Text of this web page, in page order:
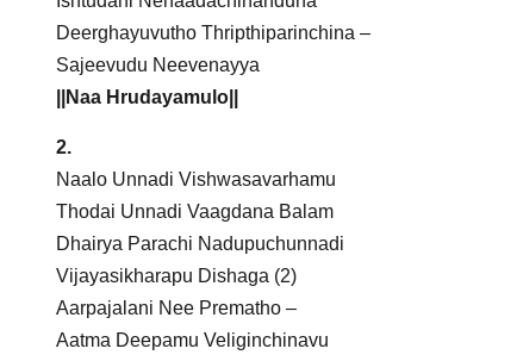
Deerghayuvutho Thripthiparinchina –
Sajeevudu Neevenayya
||Naa Hrudayamulo||
2.
Naalo Unnadi Vishwasavarhamu
Thodai Unnadi Vaagdana Balam
Dhairya Parachi Nadupuchunnadi
Vijayasikharapu Dishaga (2)
Aarpajalani Nee Prematho –
Aatma Deepamu Veliginchinavu